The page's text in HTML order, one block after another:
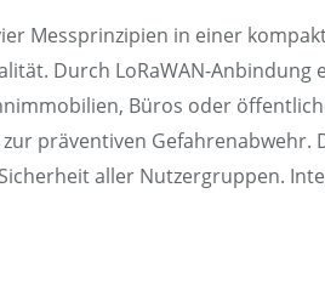
Messprinzipien in einer
Durch LoRaWAN-
Büros oder
präventiven Gefahrenabwehr.
aller Nutzergruppen.